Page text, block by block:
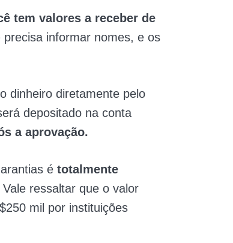
tem valores a receber de
precisa informar nomes, e os
dinheiro diretamente pelo
depositado na conta
a aprovação.
é totalmente
ressaltar que o valor
mil por instituições